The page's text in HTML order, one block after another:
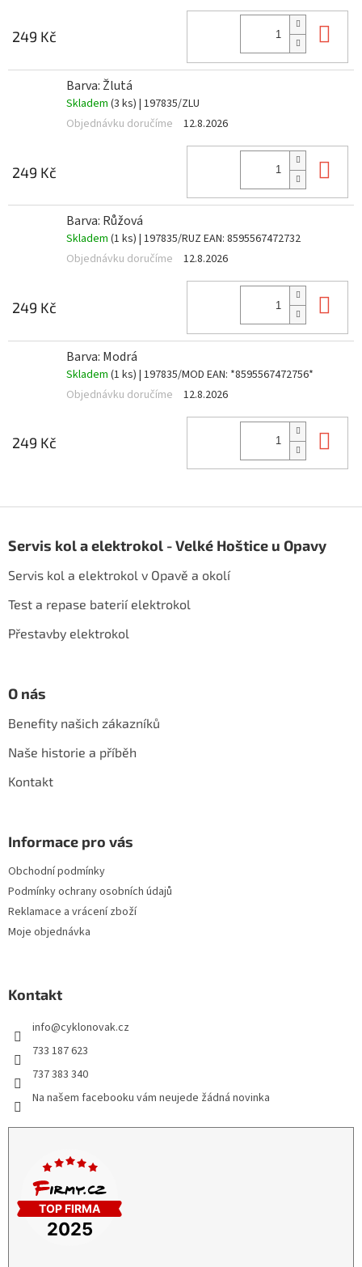
249 Kč
Barva: Žlutá
Skladem (3 ks) | 197835/ZLU
Objednávku doručíme
12.8.2026
249 Kč
Barva: Růžová
Skladem (1 ks) | 197835/RUZ EAN: 8595567472732
Objednávku doručíme
12.8.2026
249 Kč
Barva: Modrá
Skladem (1 ks) | 197835/MOD EAN: *8595567472756*
Objednávku doručíme
12.8.2026
249 Kč
pServis kol a elektrokol - Velké Hoštice u Opavy
Servis kol a elektrokol v Opavě a okolí
Test a repase baterií elektrokol
Přestavby elektrokol
O nás
Benefity našich zákazníků
Naše historie a příběh
Kontakt
Informace pro vás
Obchodní podmínky
Podmínky ochrany osobních údajů
Reklamace a vrácení zboží
Moje objednávka
Kontakt
info@cyklonovak.cz
733 187 623
737 383 340
Na našem facebooku vám neujede žádná novinka